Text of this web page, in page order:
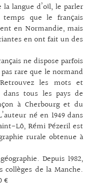
la langue d’oïl, le parler
que le français
en Normandie, mais
en ont fait un des
ne dispose parfois
rare que le normand
les mots et
dans tous les pays de
à Cherbourg et du
né en 1949 dans
Lô, Rémi Pézeril est
rurale obtenue à
Depuis 1982,
de la Manche.
€